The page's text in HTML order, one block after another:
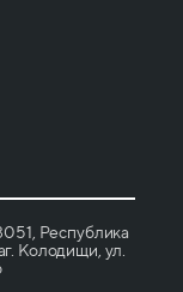
Республика
Колодищи, ул.